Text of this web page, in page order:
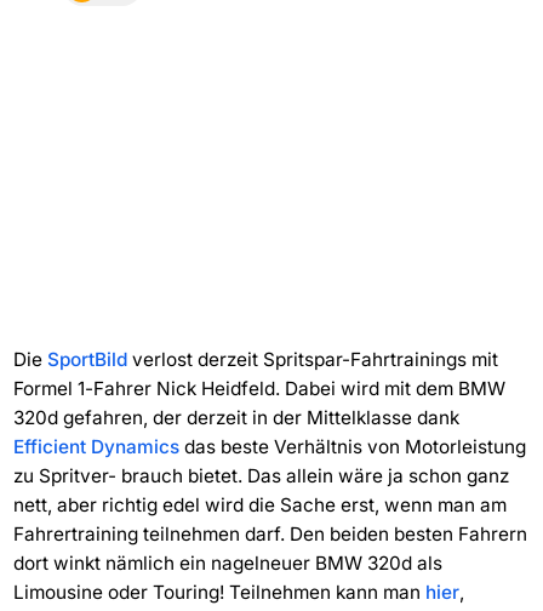
Die SportBildverlost derzeit Spritspar-Fahrtrainings mit
Formel 1-Fahrer Nick Heidfeld. Dabei wird mit dem BMW
320d gefahren, der derzeit in der Mittelklasse dank
Efficient Dynamicsdas beste Verhältnis von Motorleistung
zu Spritver- brauch bietet. Das allein wäre ja schon ganz
nett, aber richtig edel wird die Sache erst, wenn man am
Fahrertraining teilnehmen darf. Den beiden besten Fahrern
dort winkt nämlich ein nagelneuer BMW 320d als
Limousine oder Touring! Teilnehmen kann man hier,